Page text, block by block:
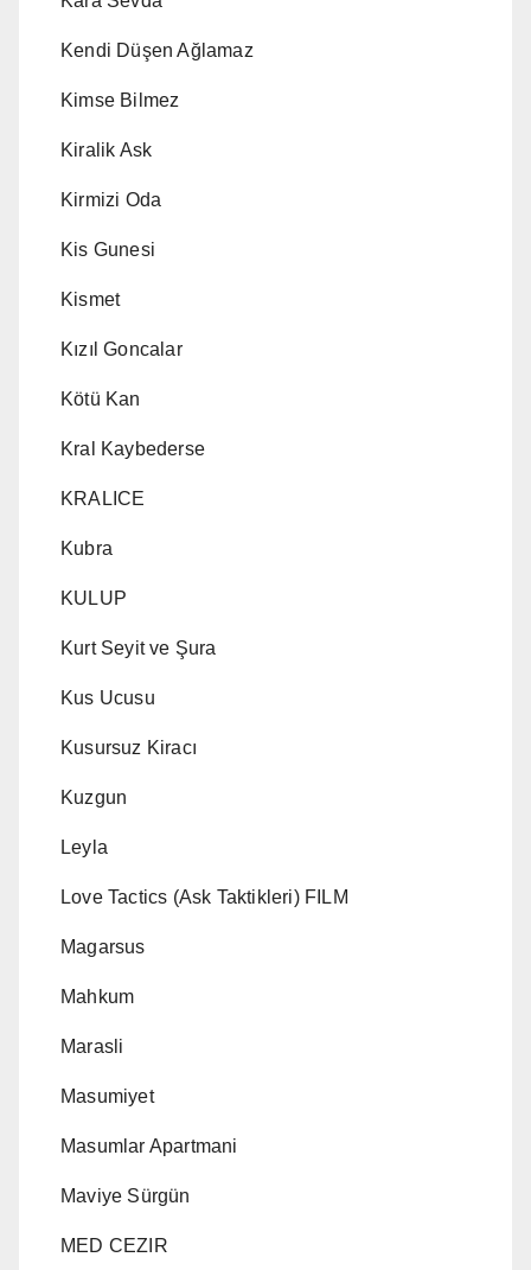
Kendi Düşen Ağlamaz
Kimse Bilmez
Kiralik Ask
Kirmizi Oda
Kis Gunesi
Kismet
Kızıl Goncalar
Kötü Kan
Kral Kaybederse
KRALICE
Kubra
KULUP
Kurt Seyit ve Şura
Kus Ucusu
Kusursuz Kiracı
Kuzgun
Leyla
Love Tactics (Ask Taktikleri) FILM
Magarsus
Mahkum
Marasli
Masumiyet
Masumlar Apartmani
Maviye Sürgün
MED CEZIR